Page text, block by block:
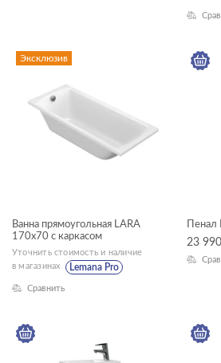
Эксклюзив
Ванна прямоугольная LARA
170x70 с каркасом
Уточнить стоимость и наличие
в магазинах
Lemana Pro
Сравнить
Пенал
23 990